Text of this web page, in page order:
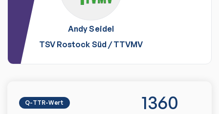
AndySeidel
TSV Rostock Süd/TTVMV
Q-TTR-Wert 1360